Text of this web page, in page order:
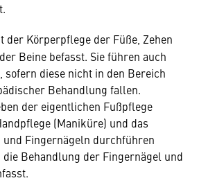
der Körperpflege der Füße, Zehen
Beine befasst. Sie führen auch
sofern diese nicht in den Bereich
Behandlung fallen.
der eigentlichen Fußpflege
(Maniküre) und das
Fingernägeln durchführen
Behandlung der Fingernägel und